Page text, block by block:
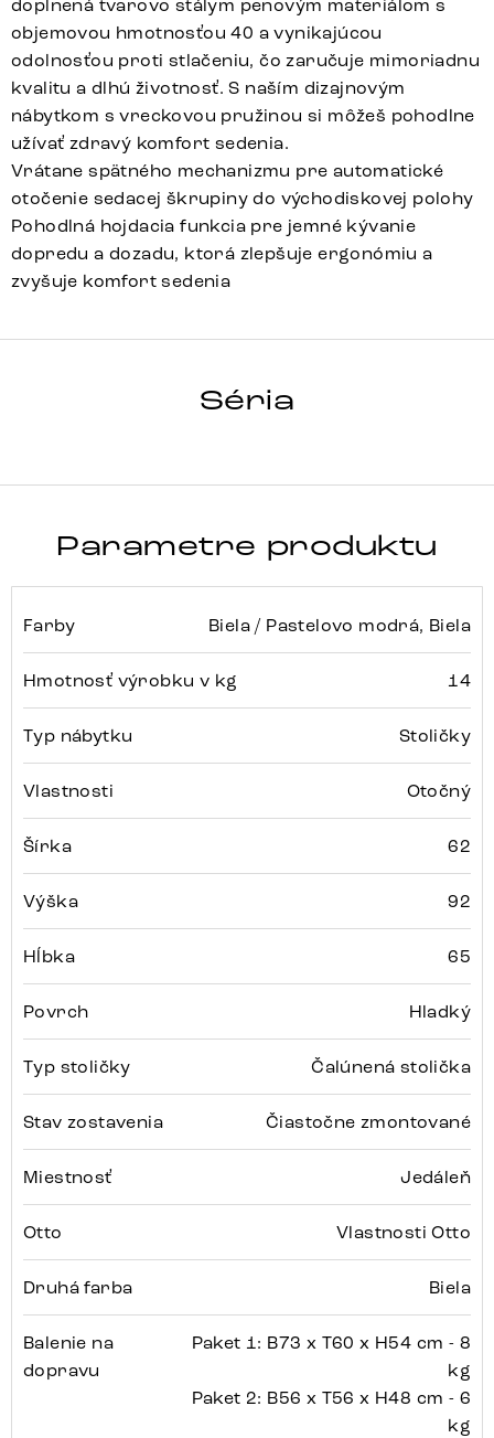
doplnená tvarovo stálym penovým materiálom s
objemovou hmotnosťou 40 a vynikajúcou
odolnosťou proti stlačeniu, čo zaručuje mimoriadnu
kvalitu a dlhú životnosť. S naším dizajnovým
nábytkom s vreckovou pružinou si môžeš pohodlne
užívať zdravý komfort sedenia.
Vrátane spätného mechanizmu pre automatické
otočenie sedacej škrupiny do východiskovej polohy
Pohodlná hojdacia funkcia pre jemné kývanie
dopredu a dozadu, ktorá zlepšuje ergonómiu a
zvyšuje komfort sedenia
Séria
ZOA-FLEX
Parametre produktu
Farby Biela / Pastelovo modrá, Biela
Hmotnosť výrobku v kg 14
Typ nábytku Stoličky
Vlastnosti Otočný
Šírka 62
Výška 92
Hĺbka 65
Povrch Hladký
Typ stoličky Čalúnená stolička
Stav zostavenia Čiastočne zmontované
Miestnosť Jedáleň
Otto Vlastnosti Otto
Druhá farba Biela
Balenie na
dopravu
Paket 1: B73 x T60 x H54 cm - 8
kg
Paket 2: B56 x T56 x H48 cm - 6
kg